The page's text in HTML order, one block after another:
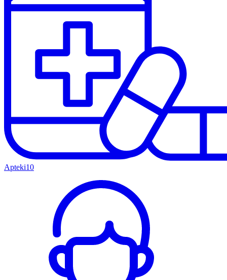
Apteki10